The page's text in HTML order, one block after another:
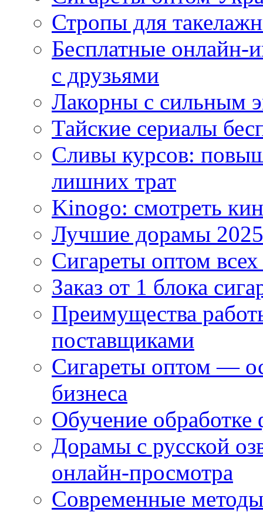
Стропы для
Бесплатные
с друзьями
Лакорны с сильным
Тайские сериалы
Сливы курсов:
лишних трат
Kinogo: смотреть
Лучшие дорамы
Сигареты оптом
Заказ от 1 блока
Преимущества
поставщиками
Сигареты оптом —
бизнеса
Обучение
Дорамы с русской
онлайн-просмотра
Современные